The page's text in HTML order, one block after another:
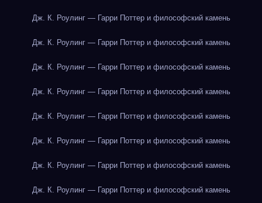
Дж. К. Роулинг — Гарри Поттер и философский камень
Дж. К. Роулинг — Гарри Поттер и философский камень
Дж. К. Роулинг — Гарри Поттер и философский камень
Дж. К. Роулинг — Гарри Поттер и философский камень
Дж. К. Роулинг — Гарри Поттер и философский камень
Дж. К. Роулинг — Гарри Поттер и философский камень
Дж. К. Роулинг — Гарри Поттер и философский камень
Дж. К. Роулинг — Гарри Поттер и философский камень